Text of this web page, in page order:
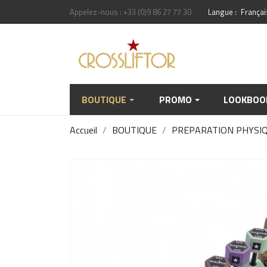
Appelez-nous : +33 (0)9 86 27 77 30 Langue :
BOUTIQUE PROMO
Accueil BOUTIQUE PREPARATION